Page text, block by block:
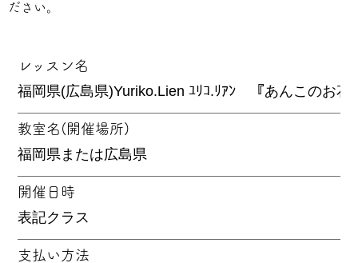
ださい。
レッスン名
教室名(開催場所)
開催日時
支払い方法